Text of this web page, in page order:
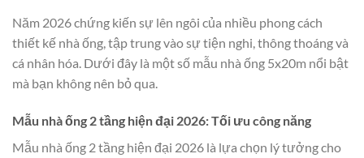
Năm 2026 chứng kiến sự lên ngôi của nhiều phong cách
thiết kế nhà ống, tập trung vào sự tiện nghi, thông thoáng và
cá nhân hóa. Dưới đây là một số mẫu nhà ống 5x20m nổi bật
mà bạn không nên bỏ qua.
Mẫu nhà ống 2 tầng hiện đại 2026: Tối ưu công năng
Mẫu nhà ống 2 tầng hiện đại 2026 là lựa chọn lý tưởng cho